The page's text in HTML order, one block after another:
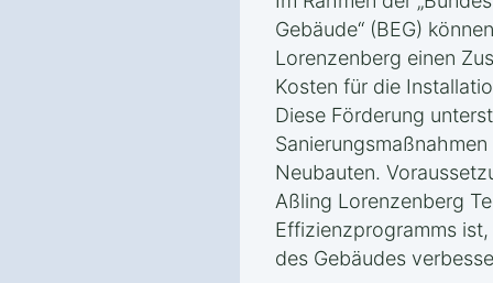
Gebäude“ (BEG)
Lorenzenberg einen
Kosten für die
Diese Förderung
Neubauten.
Aßling Lorenzenberg
Effizienzprogramms
des Gebäudes